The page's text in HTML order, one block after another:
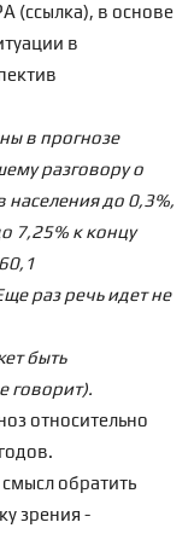
(ссылка), в основе
в
в прогнозе
разговору о
населения до 0,3%,
7,25% к концу
раз речь идет не
быть
говорит).
относительно
обратить
зрения -